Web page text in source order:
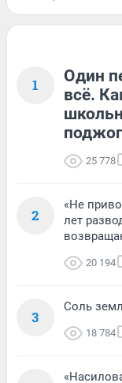
1
Один
всё.
25 778
2
«Не
лет
20 194
3
Соль
18 784